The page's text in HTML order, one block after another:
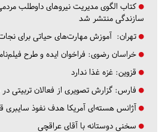
کتاب الگوی مدیریت نیروهای داوطلب
سازندگی منتشر شد
تهران: آموزش مهارت‌های حیاتی برای
خراسان رضوی: فراخوان ایده و طرح
قزوین: غزه غذا ندارد
فارس: گزارش تصویری از فعالان تربیتی در
آژانس هسته‌ای آمریکا هدف نفوذ سایبری
سخنی دوستانه با آقای عراقچی